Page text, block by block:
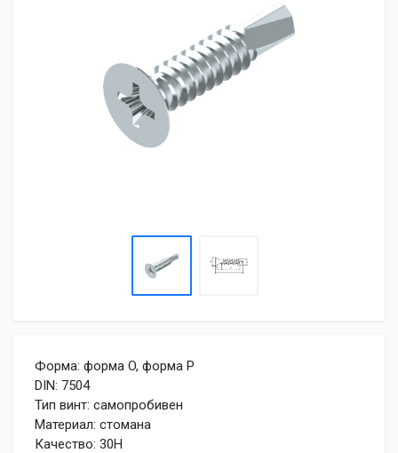
Форма: форма O, форма P
DIN: 7504
Тип винт: самопробивен
Материал: стомана
Качество: 30H